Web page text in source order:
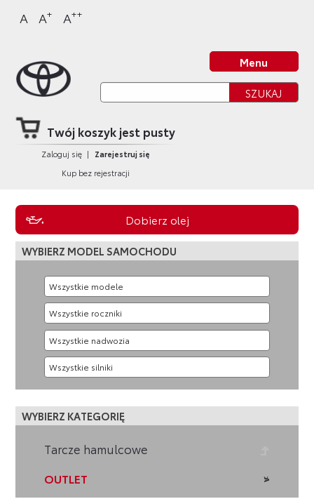
Sklep Toyota
do
nagłówka
do
bocznego
do
głównej
do
stopki
A A+ A++
Menu
Twój koszyk jest pusty
Zaloguj się |
Zarejestruj się
Kup bez rejestracji
Dobierz olej
WYBIERZ MODEL SAMOCHODU
WYBIERZ KATEGORIĘ
Tarcze hamulcowe
OUTLET